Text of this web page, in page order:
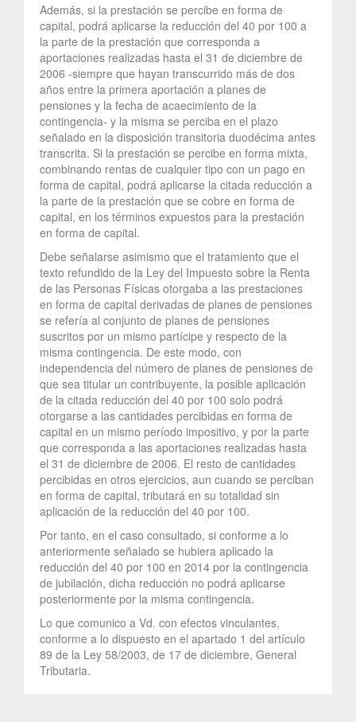
Además, si la prestación se percibe en forma de
capital, podrá aplicarse la reducción del 40 por 100 a
la parte de la prestación que corresponda a
aportaciones realizadas hasta el 31 de diciembre de
2006 -siempre que hayan transcurrido más de dos
años entre la primera aportación a planes de
pensiones y la fecha de acaecimiento de la
contingencia- y la misma se perciba en el plazo
señalado en la disposición transitoria duodécima antes
transcrita. Si la prestación se percibe en forma mixta,
combinando rentas de cualquier tipo con un pago en
forma de capital, podrá aplicarse la citada reducción a
la parte de la prestación que se cobre en forma de
capital, en los términos expuestos para la prestación
en forma de capital.
Debe señalarse asimismo que el tratamiento que el
texto refundido de la Ley del Impuesto sobre la Renta
de las Personas Físicas otorgaba a las prestaciones
en forma de capital derivadas de planes de pensiones
se refería al conjunto de planes de pensiones
suscritos por un mismo partícipe y respecto de la
misma contingencia. De este modo, con
independencia del número de planes de pensiones de
que sea titular un contribuyente, la posible aplicación
de la citada reducción del 40 por 100 solo podrá
otorgarse a las cantidades percibidas en forma de
capital en un mismo período impositivo, y por la parte
que corresponda a las aportaciones realizadas hasta
el 31 de diciembre de 2006. El resto de cantidades
percibidas en otros ejercicios, aun cuando se perciban
en forma de capital, tributará en su totalidad sin
aplicación de la reducción del 40 por 100.
Por tanto, en el caso consultado, si conforme a lo
anteriormente señalado se hubiera aplicado la
reducción del 40 por 100 en 2014 por la contingencia
de jubilación, dicha reducción no podrá aplicarse
posteriormente por la misma contingencia.
Lo que comunico a Vd. con efectos vinculantes,
conforme a lo dispuesto en el apartado 1 del artículo
89 de la Ley 58/2003, de 17 de diciembre, General
Tributaria.